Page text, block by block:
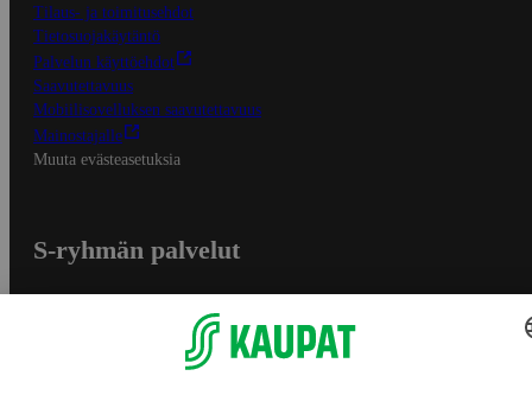
Tilaus- ja toimitusehdot
Tietosuojakäytäntö
Palvelun käyttöehdot
Saavutettavuus
Mobiilisovelluksen saavutettavuus
Mainostajalle
Muuta evästeasetuksia
S-ryhmän palvelut
Yhteishyvä Ruoka -sovellus